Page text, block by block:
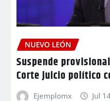
NUEVO LEÓN
Suspende
Corte juicio político
Ejemplomx Jul